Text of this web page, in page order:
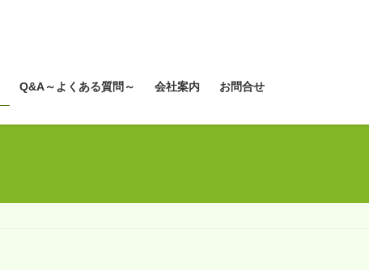
Q&A～よくある質問～ 会社案内 お問合せ